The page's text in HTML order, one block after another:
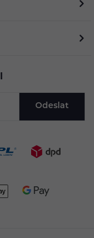
Odeslat